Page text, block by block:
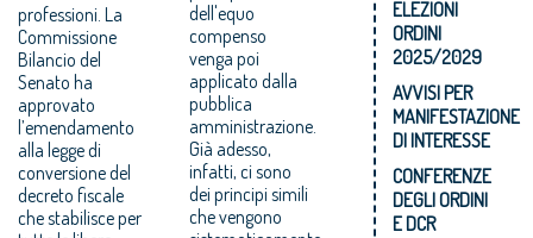
professioni. La
Commissione
Bilancio del
Senato ha
approvato
l’emendamento
alla legge di
conversione del
decreto fiscale
che stabilisce per
dell'equo
compenso
venga poi
applicato dalla
pubblica
amministrazione.
Già adesso,
infatti, ci sono
dei principi simili
che vengono
ELEZIONI
ORDINI
2025/2029
AVVISI PER
MANIFESTAZIONE
DI INTERESSE
CONFERENZE
DEGLI ORDINI
E DCR